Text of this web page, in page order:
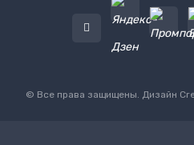
© Все права защищены. Дизайн